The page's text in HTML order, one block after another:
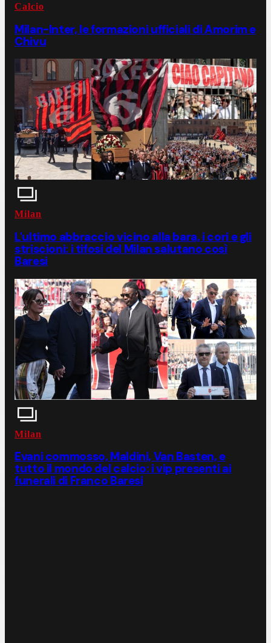
Calcio
Milan-Inter, le formazioni ufficiali di Amorim e
Chivu
Milan
L'ultimo abbraccio vicino alla bara, i cori e gli
striscioni: i tifosi del Milan salutano così
Baresi
Milan
Evani commosso, Maldini, Van Basten, e
tutto il mondo del calcio: i vip presenti ai
funerali di Franco Baresi